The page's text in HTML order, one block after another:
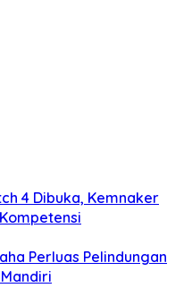
4 Dibuka, Kemnaker
Perluas Pelindungan